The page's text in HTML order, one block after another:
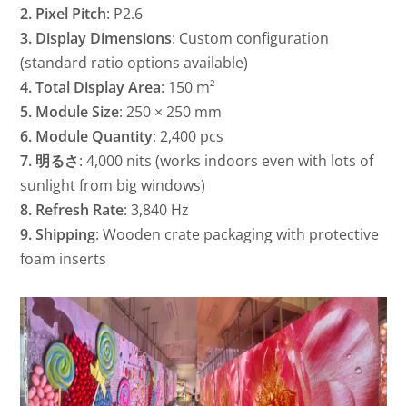
2. Pixel Pitch: P2.6
3. Display Dimensions: Custom configuration
(standard ratio options available)
4. Total Display Area: 150 m²
5. Module Size: 250 × 250 mm
6. Module Quantity: 2,400 pcs
7. 明るさ: 4,000 nits (works indoors even with lots of
sunlight from big windows)
8. Refresh Rate: 3,840 Hz
9. Shipping: Wooden crate packaging with protective
foam inserts